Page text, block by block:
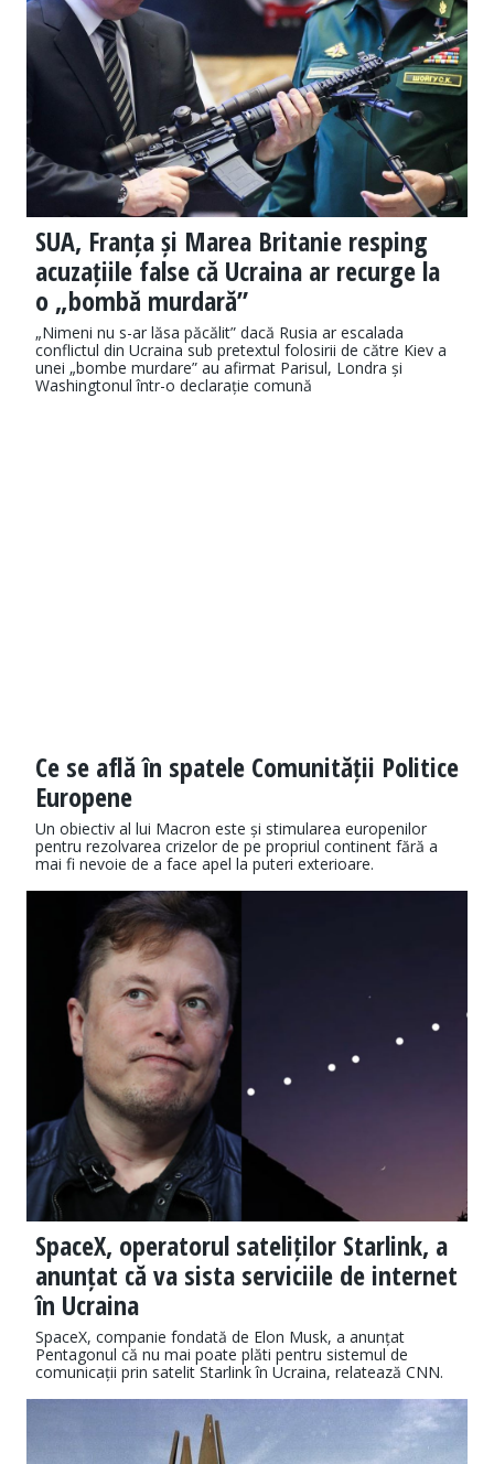
SUA, Franța și Marea Britanie resping
acuzațiile false că Ucraina ar recurge la
o „bombă murdară”
„Nimeni nu s-ar lăsa păcălit” dacă Rusia ar escalada
conflictul din Ucraina sub pretextul folosirii de către Kiev a
unei „bombe murdare” au afirmat Parisul, Londra și
Washingtonul într-o declarație comună
Ce se află în spatele Comunității Politice
Europene
Un obiectiv al lui Macron este și stimularea europenilor
pentru rezolvarea crizelor de pe propriul continent fără a
mai fi nevoie de a face apel la puteri exterioare.
SpaceX, operatorul sateliților Starlink, a
anunțat că va sista serviciile de internet
în Ucraina
SpaceX, companie fondată de Elon Musk, a anunțat
Pentagonul că nu mai poate plăti pentru sistemul de
comunicații prin satelit Starlink în Ucraina, relatează CNN.